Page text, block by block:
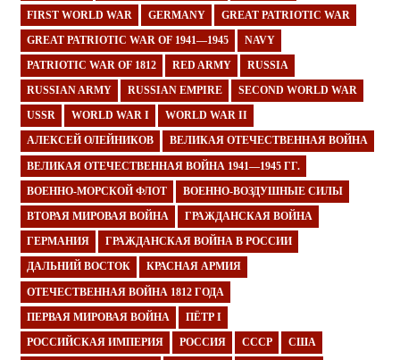
FIRST WORLD WAR GERMANY GREAT PATRIOTIC WAR
GREAT PATRIOTIC WAR OF 1941—1945 NAVY
PATRIOTIC WAR OF 1812 RED ARMY RUSSIA
RUSSIAN ARMY RUSSIAN EMPIRE SECOND WORLD WAR
USSR WORLD WAR I WORLD WAR II
АЛЕКСЕЙ ОЛЕЙНИКОВ ВЕЛИКАЯ ОТЕЧЕСТВЕННАЯ ВОЙНА
ВЕЛИКАЯ ОТЕЧЕСТВЕННАЯ ВОЙНА 1941—1945 ГГ.
ВОЕННО-МОРСКОЙ ФЛОТ ВОЕННО-ВОЗДУШНЫЕ СИЛЫ
ВТОРАЯ МИРОВАЯ ВОЙНА ГРАЖДАНСКАЯ ВОЙНА
ГЕРМАНИЯ ГРАЖДАНСКАЯ ВОЙНА В РОССИИ
ДАЛЬНИЙ ВОСТОК КРАСНАЯ АРМИЯ
ОТЕЧЕСТВЕННАЯ ВОЙНА 1812 ГОДА
ПЕРВАЯ МИРОВАЯ ВОЙНА ПЁТР I
РОССИЙСКАЯ ИМПЕРИЯ РОССИЯ СССР США